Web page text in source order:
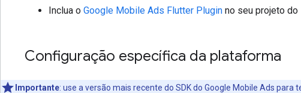
Inclua o Google Mobile Ads Flutter Plugin no seu projeto do
Configuração específica da plataforma
Importante: use a versão mais recente do SDK do Google Mobile Ads